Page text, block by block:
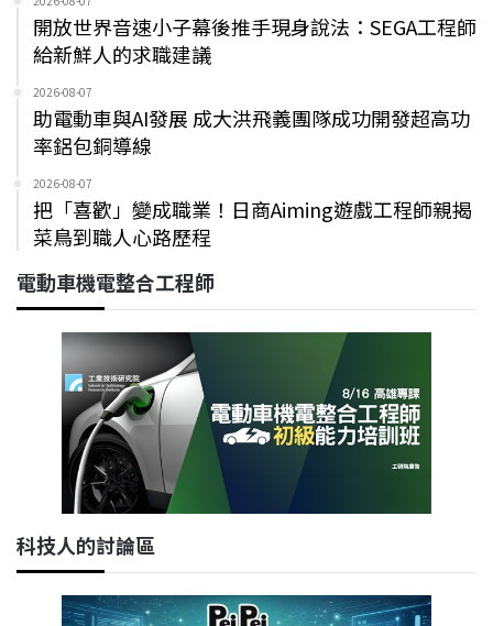
開放世界音速小子幕後推手現身說法：SEGA工程師
給新鮮人的求職建議
2026-08-07
助電動車與AI發展 成大洪飛義團隊成功開發超高功
率鋁包銅導線
2026-08-07
把「喜歡」變成職業！日商Aiming遊戲工程師親揭
菜鳥到職人心路歷程
電動車機電整合工程師
科技人的討論區